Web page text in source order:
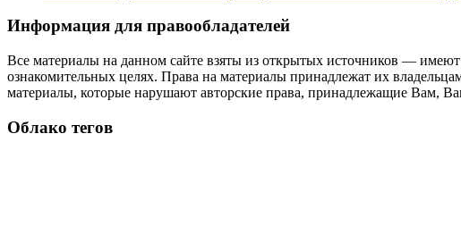
Информация для правообладателей
Все материалы на данном сайте взяты из открытых источников —
ознакомительных целях. Права на материалы принадлежат их
материалы, которые нарушают авторские права, принадлежащие Вам,
Облако тегов